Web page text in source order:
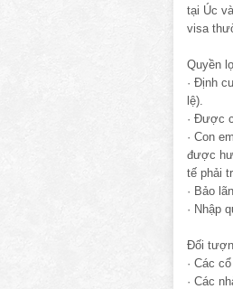
tại Úc
visa
Quyền
· Định
lệ).
· Được
· Con
được
tế phải
· Bảo
· Nhập
Đối
· Các
· Các